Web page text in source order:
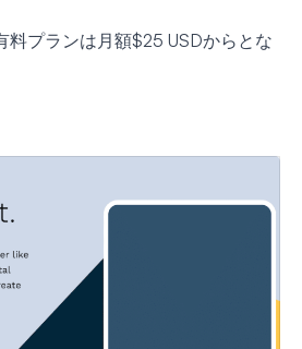
料プランは月額$25 USDからとな